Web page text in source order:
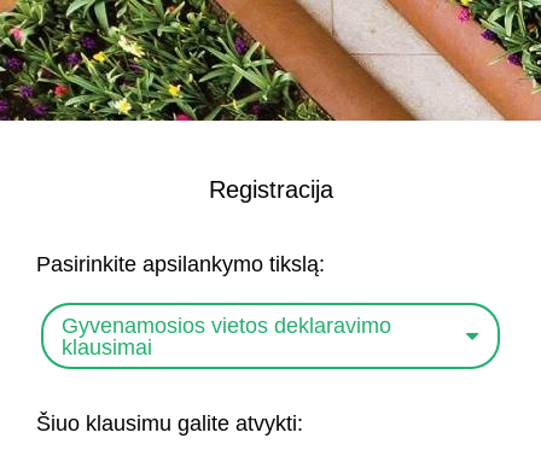
Registracija
Pasirinkite apsilankymo tikslą:
Gyvenamosios vietos deklaravimo
klausimai
Šiuo klausimu galite atvykti: